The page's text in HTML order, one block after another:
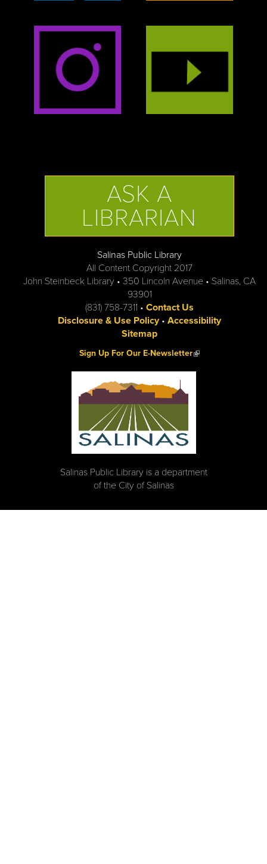
ASK A
LIBRARIAN
Salinas Public Library
All Content Copyright 2017
John Steinbeck Library • 350 Lincoln Avenue • Salinas, CA
93901
(831) 758-7311 • Contact Us
Disclosure & Use Policy• Accessibility
Sitemap
Sign Up For Our E-Newsletter(link is external)
Salinas Public Library is a department
of the City of Salinas